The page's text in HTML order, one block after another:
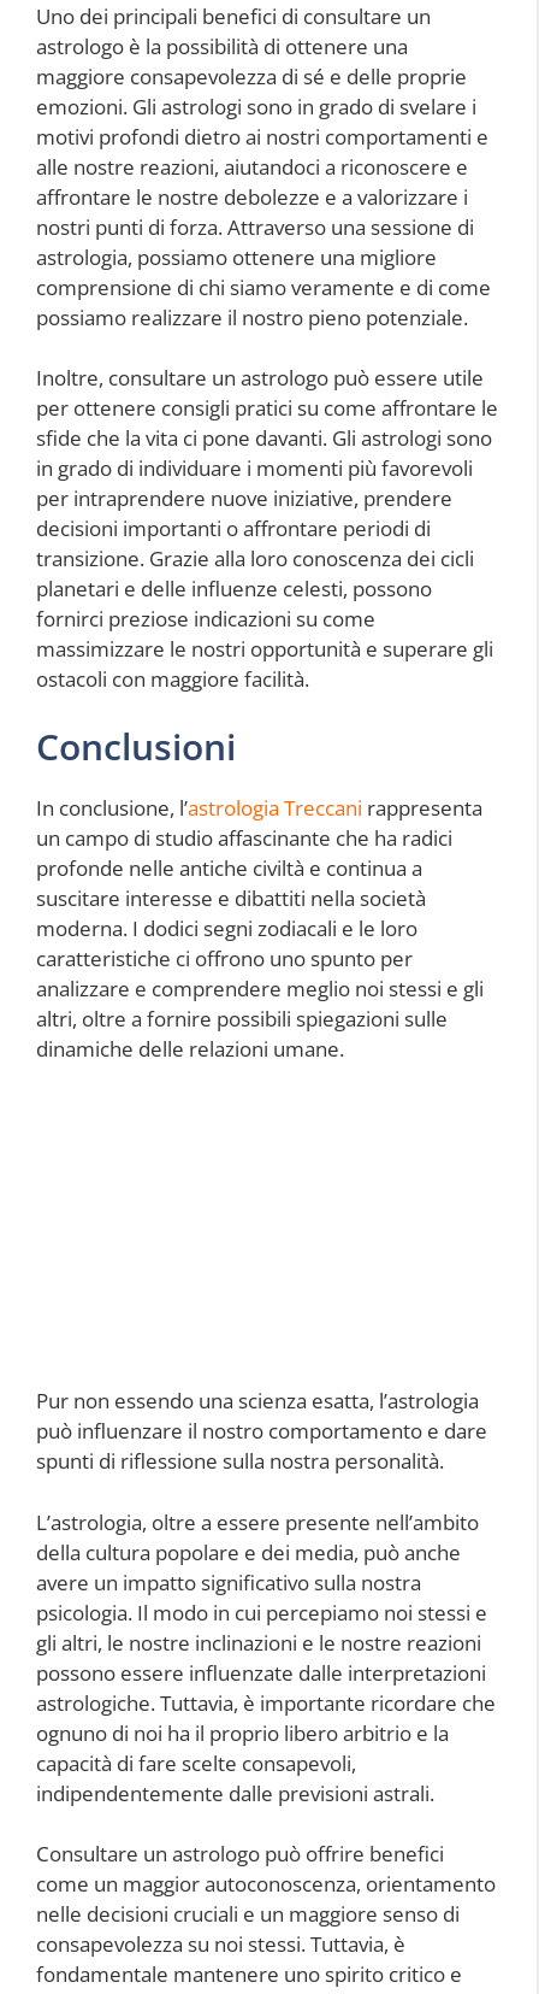
Uno dei principali benefici di consultare un
astrologo è la possibilità di ottenere una
maggiore consapevolezza di sé e delle proprie
emozioni. Gli astrologi sono in grado di svelare i
motivi profondi dietro ai nostri comportamenti e
alle nostre reazioni, aiutandoci a riconoscere e
affrontare le nostre debolezze e a valorizzare i
nostri punti di forza. Attraverso una sessione di
astrologia, possiamo ottenere una migliore
comprensione di chi siamo veramente e di come
possiamo realizzare il nostro pieno potenziale.
Inoltre, consultare un astrologo può essere utile
per ottenere consigli pratici su come affrontare le
sfide che la vita ci pone davanti. Gli astrologi sono
in grado di individuare i momenti più favorevoli
per intraprendere nuove iniziative, prendere
decisioni importanti o affrontare periodi di
transizione. Grazie alla loro conoscenza dei cicli
planetari e delle influenze celesti, possono
fornirci preziose indicazioni su come
massimizzare le nostri opportunità e superare gli
ostacoli con maggiore facilità.
Conclusioni
In conclusione, l’astrologia Treccani rappresenta
un campo di studio affascinante che ha radici
profonde nelle antiche civiltà e continua a
suscitare interesse e dibattiti nella società
moderna. I dodici segni zodiacali e le loro
caratteristiche ci offrono uno spunto per
analizzare e comprendere meglio noi stessi e gli
altri, oltre a fornire possibili spiegazioni sulle
dinamiche delle relazioni umane.
Pur non essendo una scienza esatta, l’astrologia
può influenzare il nostro comportamento e dare
spunti di riflessione sulla nostra personalità.
L’astrologia, oltre a essere presente nell’ambito
della cultura popolare e dei media, può anche
avere un impatto significativo sulla nostra
psicologia. Il modo in cui percepiamo noi stessi e
gli altri, le nostre inclinazioni e le nostre reazioni
possono essere influenzate dalle interpretazioni
astrologiche. Tuttavia, è importante ricordare che
ognuno di noi ha il proprio libero arbitrio e la
capacità di fare scelte consapevoli,
indipendentemente dalle previsioni astrali.
Consultare un astrologo può offrire benefici
come un maggior autoconoscenza, orientamento
nelle decisioni cruciali e un maggiore senso di
consapevolezza su noi stessi. Tuttavia, è
fondamentale mantenere uno spirito critico e